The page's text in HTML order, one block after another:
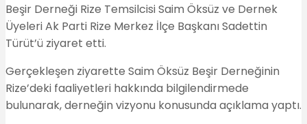
Beşir Derneği Rize Temsilcisi Saim Öksüz ve Dernek
Üyeleri Ak Parti Rize Merkez İlçe Başkanı Sadettin
Türüt’ü ziyaret etti.
Gerçekleşen ziyarette Saim Öksüz Beşir Derneğinin
Rize’deki faaliyetleri hakkında bilgilendirmede
bulunarak, derneğin vizyonu konusunda açıklama yaptı.